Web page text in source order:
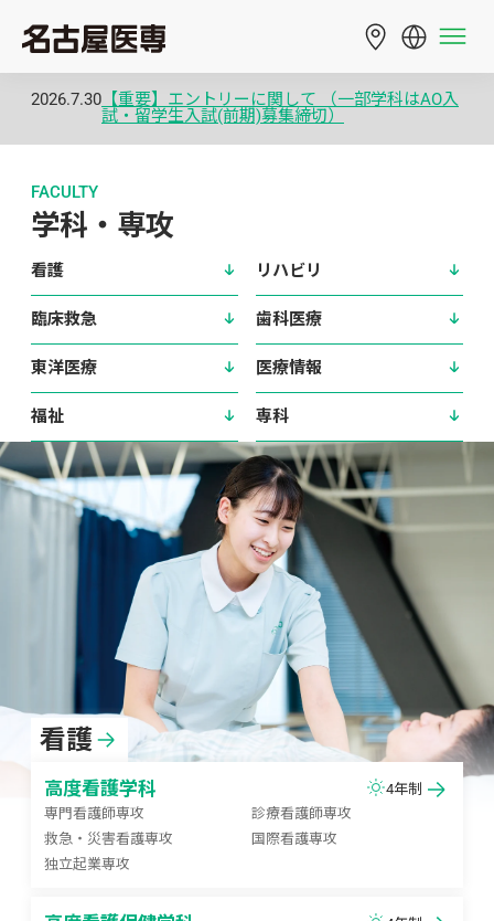
2026.7.30 【重要】エントリーに関して （一部学科はAO入
試・留学生入試(前期)募集締切）
FACULTY
学科・専攻
看護 リハビリ
臨床救急 歯科医療
東洋医療 医療情報
福祉 専科
看護
高度看護学科
4年制
専門看護師専攻
診療看護師専攻
救急・災害看護専攻
国際看護専攻
独立起業専攻